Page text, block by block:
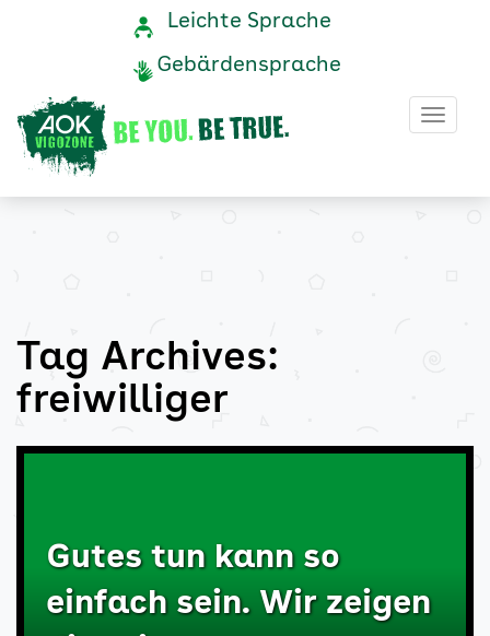
freiwilliger
Archive
AOK
Vigozone
Navigation
Service-
Leichte Sprache
Gebärdensprache
Tag Archives:
freiwilliger
Gutes tun kann so
einfach sein. Wir zeigen